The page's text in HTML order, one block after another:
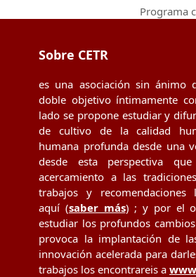
next
Programa
Sobre CETR
es una asociación sin ánimo
doble objetivo íntimamente
lado se propone estudiar y
de cultivo de la calidad
humana profunda desde una
desde esta perspectiva
acercamiento a las
trabajos y recomendaciones
aquí (saber más) ; y por el
estudiar los profundos
provoca la implantación de
innovación acelerada para
trabajos los encontrareis a